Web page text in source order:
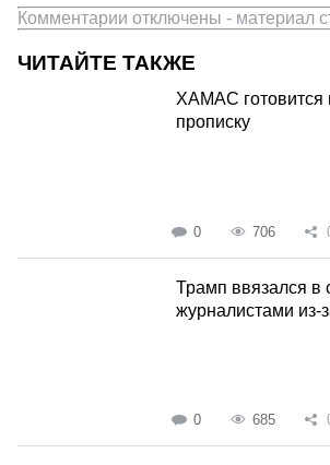
Комментарии отключены - материал
ЧИТАЙТЕ ТАКЖЕ
ХАМАС готовится
прописку
0 706
Трамп ввязался в
журналистами из-
0 685